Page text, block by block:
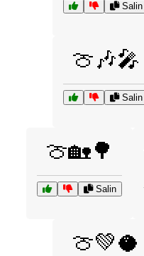
Salin
🍈🎶🎤
Salin
🍈🏡🌳
Salin
🍈💚🥥